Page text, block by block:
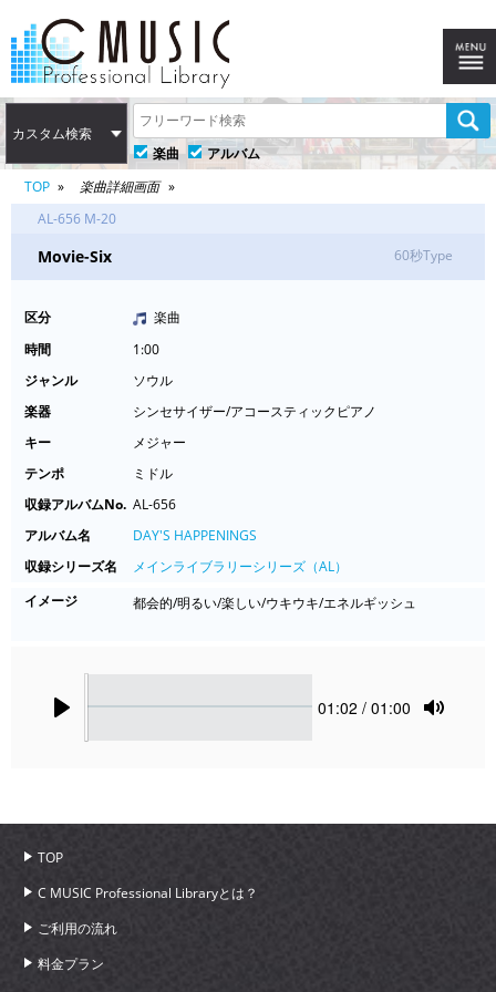
カスタム検索
楽曲
アルバム
TOP
楽曲詳細画面
AL-656 M-20
Movie-Six 60秒Type
区分
楽曲
時間
1:00
ジャンル
ソウル
楽器
シンセサイザー/アコースティックピアノ
キー
メジャー
テンポ
ミドル
収録アルバムNo. AL-656
アルバム名
DAY'S HAPPENINGS
収録シリーズ名
メインライブラリーシリーズ（AL）
イメージ
都会的/明るい/楽しい/ウキウキ/エネルギッシュ
Current
01:02 / 01:00
TOP
C MUSIC Professional Libraryとは？
ご利用の流れ
料金プラン